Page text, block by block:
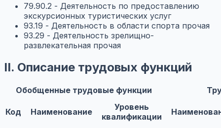
79.90.2 - Деятельность по предоставлению
экскурсионных туристических услуг
93.19 - Деятельность в области спорта прочая
93.29 - Деятельность зрелищно-
развлекательная прочая
II. Описание трудовых функций
Обобщенные трудовые функции
Код Наименование
Уровень
квалификации